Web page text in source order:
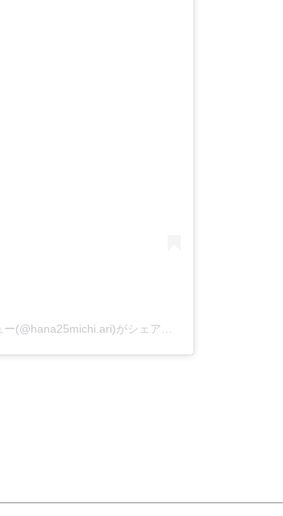
本音で選ぶ！コスパ&お得アイテム徹底レビュー(@hana25michi.ari)がシェアした投稿